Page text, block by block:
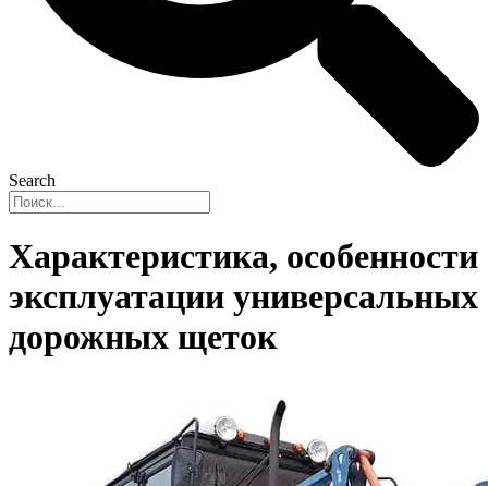
Search
Характеристика, особенности
эксплуатации универсальных
дорожных щеток